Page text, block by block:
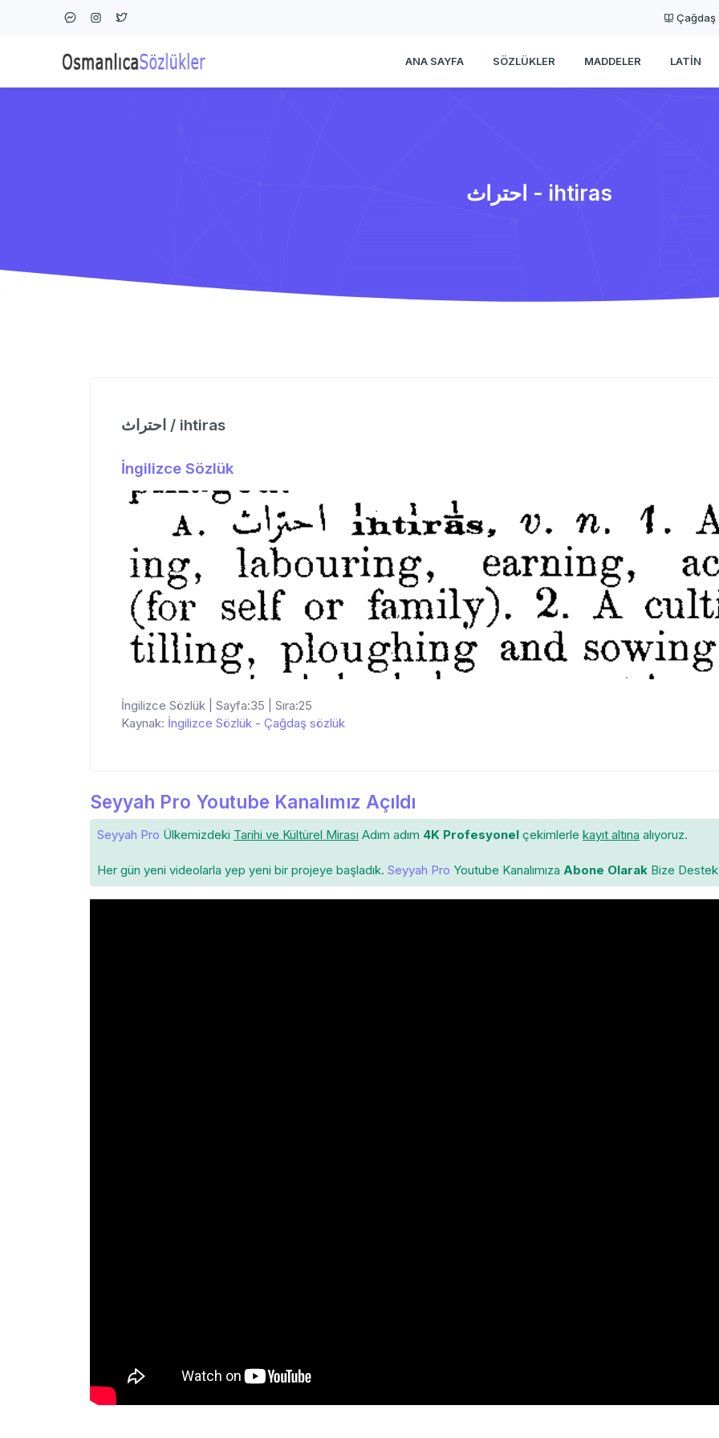
Çağdaş
ANA SAYFA SÖZLÜKLER MADDELER LATIN
احتراث - ihtiras
احتراث / ihtiras
İngilizce Sözlük
İngilizce Sözlük | Sayfa:35 | Sıra:25
Kaynak: İngilizce Sözlük - Çağdaş sözlük
Seyyah Pro Youtube Kanalımız Açıldı
Seyyah Pro Ülkemizdeki Tarihi ve Kültürel Mirası Adım adım 4K Profesyonel çekimlerle kayıt altına alıyoruz.
Her gün yeni videolarla yep yeni bir projeye başladık. Seyyah Pro Youtube Kanalımıza Abone Olarak Bize Destek